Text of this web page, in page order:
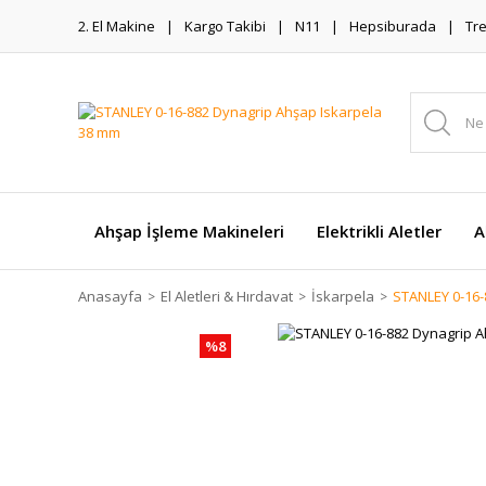
2. El Makine Kargo Takibi N11 Hepsiburada
Ahşap İşleme Makineleri Elektrikli Aletler
Anasayfa El Aletleri & Hırdavat İskarpela STANLEY 0-
%8